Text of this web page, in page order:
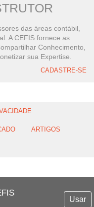
Usar
das áreas contábil,
A CEFIS fornece as
Conhecimento,
sua Expertise.
CADASTRE-SE
ARTIGOS